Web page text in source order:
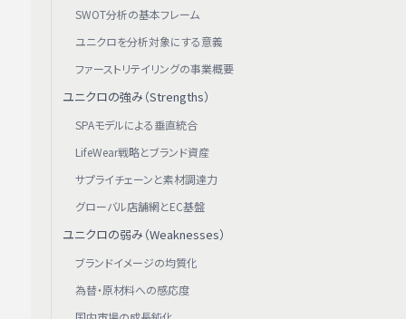
SWOT分析の基本フレーム
ユニクロを分析対象にする意義
ファーストリテイリングの事業概要
ユニクロの強み（Strengths）
SPAモデルによる垂直統合
LifeWear戦略とブランド資産
サプライチェーンと素材調達力
グローバル店舗網とEC基盤
ユニクロの弱み（Weaknesses）
ブランドイメージの均質化
為替・原材料への感応度